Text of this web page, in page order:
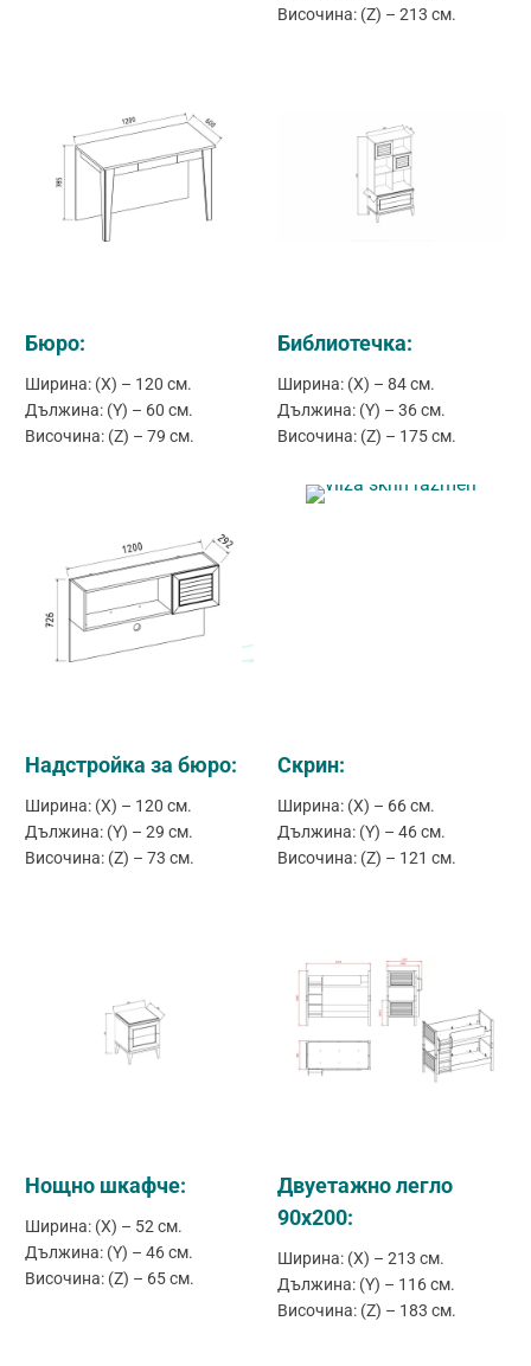
Височина: (Z) – 213 см.
Бюро:
Ширина: (X) – 120 см.
Дължина: (Y) – 60 см.
Височина: (Z) – 79 см.
Библиотечка:
Ширина: (X) – 84 см.
Дължина: (Y) – 36 см.
Височина: (Z) – 175 см.
Надстройка за бюро:
Ширина: (X) – 120 см.
Дължина: (Y) – 29 см.
Височина: (Z) – 73 см.
Скрин:
Ширина: (X) – 66 см.
Дължина: (Y) – 46 см.
Височина: (Z) – 121 см.
Нощно шкафче:
Ширина: (X) – 52 см.
Дължина: (Y) – 46 см.
Височина: (Z) – 65 см.
Двуетажно легло
90x200:
Ширина: (X) – 213 см.
Дължина: (Y) – 116 см.
Височина: (Z) – 183 см.